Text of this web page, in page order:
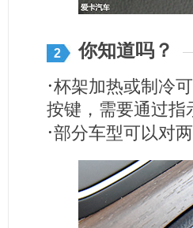
2 你知道吗？
·杯架加热或制冷
按键，需要通过指
·部分车型可以对